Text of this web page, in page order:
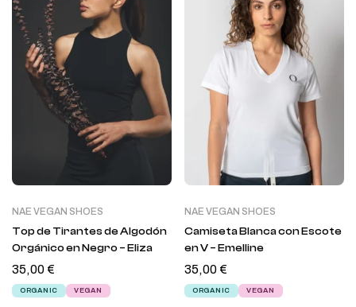
NAE VEGAN SHOES
Top de Tirantes de Algodón
Orgánico en Negro – Eliza
35,00€
ORGANIC VEGAN
NAE VEGAN SHOES
Camiseta Blanca con Escote
en V – Emelline
35,00€
ORGANIC VEGAN